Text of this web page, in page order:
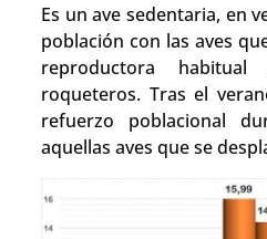
Es un ave sedentaria, en
población con las aves
reproductora
roqueteros. Tras el
refuerzo poblacional
aquellas aves que se